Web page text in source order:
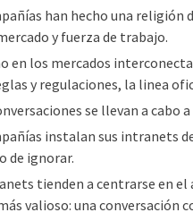
han hecho una religión
y fuerza de trabajo.
en los mercados
y regulaciones, la linea
se llevan a
instalan sus intranets
de ignorar.
tienden a centrarse en
valioso: una conversación